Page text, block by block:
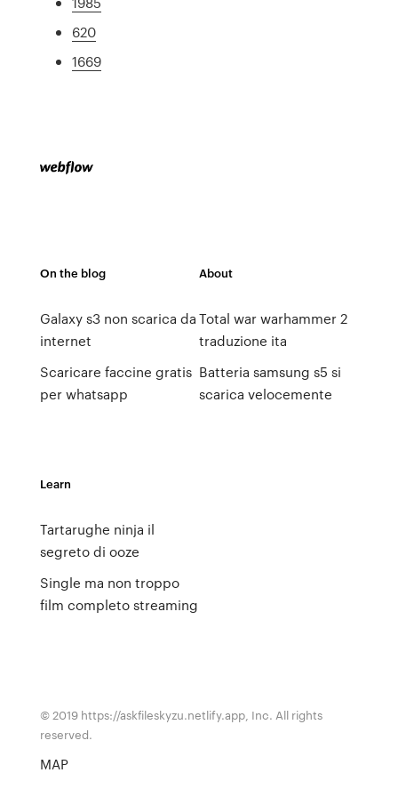
620
1669
On the blog
Galaxy s3 non scarica da
internet
Scaricare faccine gratis
per whatsapp
About
Total war warhammer 2
traduzione ita
Batteria samsung s5 si
scarica velocemente
Learn
Tartarughe ninja il
segreto di ooze
Single ma non troppo
film completo streaming
© 2019 https://askfileskyzu.netlify.app, Inc. All rights
reserved.
MAP